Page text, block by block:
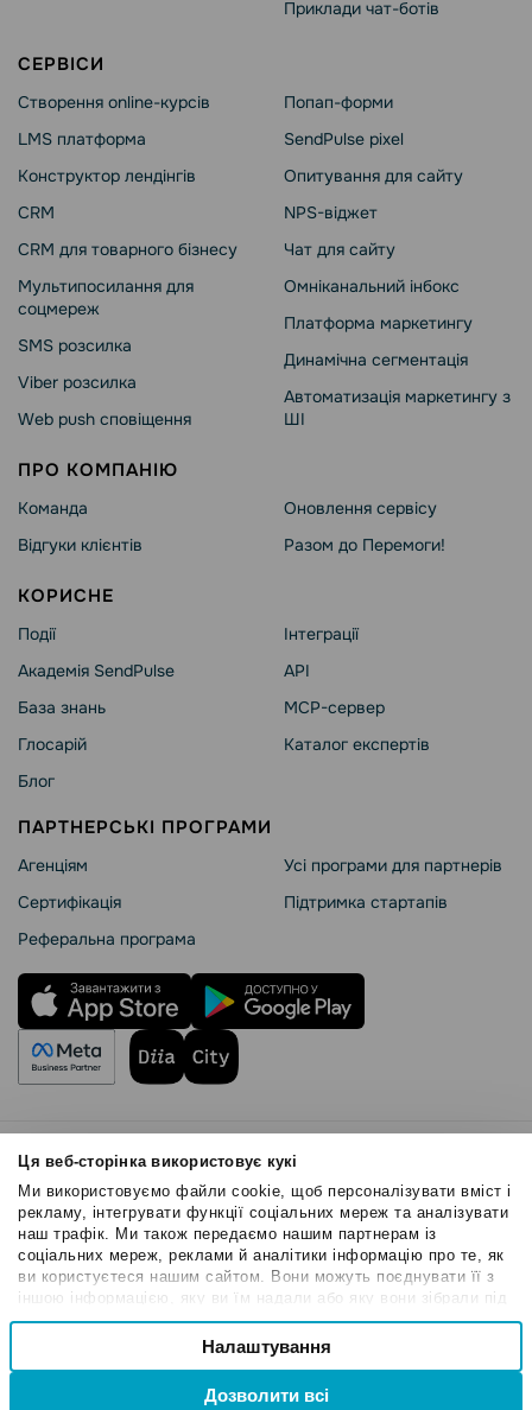
Ця веб-сторінка використовує кукі
Ми використовуємо файли cookie, щоб персоналізувати вміст і
рекламу, інтегрувати функції соціальних мереж та аналізувати
наш трафік. Ми також передаємо нашим партнерам із
соціальних мереж, реклами й аналітики інформацію про те, як
ви користуєтеся нашим сайтом. Вони можуть поєднувати її з
іншою інформацією, яку ви їм надали або яку вони зібрали під
час вашого користування їхніми службами.
Вибір
Налаштування
Дозволити всі
Приклади чат-ботів
СЕРВІСИ
Створення online-курсів
LMS платформа
Конструктор лендінгів
CRM
CRM для товарного бізнесу
Мультипосилання для
соцмереж
SMS розсилка
Viber розсилка
Web push сповіщення
Попап-форми
SendPulse pixel
Опитування для сайту
NPS-віджет
Чат для сайту
Омніканальний інбокс
Платформа маркетингу
Динамічна сегментація
Автоматизація маркетингу з
ШІ
ПРО КОМПАНІЮ
Команда
Відгуки клієнтів
Оновлення сервісу
Разом до Перемоги!
КОРИСНЕ
Події
Академія SendPulse
База знань
Глосарій
Блог
Інтеграції
API
MCP-сервер
Каталог експертів
ПАРТНЕРСЬКІ ПРОГРАМИ
Агенціям
Сертифікація
Реферальна програма
Усі програми для партнерів
Підтримка стартапів
Правила користування
Політика Cookies
Безпека SendPulse
Політика конфіденційності
© 2015 - 2026. ТОВ «СендПульс». Всі права захищені